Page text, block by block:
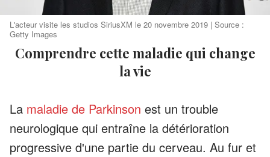
L'acteur visite les studios SiriusXM le 20 novembre 2019 | Source :
Getty Images
Comprendre cette maladie qui change
la vie
La maladie de Parkinson est un trouble
neurologique qui entraîne la détérioration
progressive d'une partie du cerveau. Au fur et